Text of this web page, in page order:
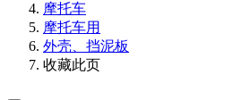
摩托车
摩托车用
外壳、挡泥板
收藏此页